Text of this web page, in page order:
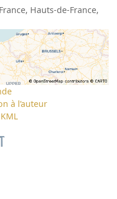
France, Hauts-de-France,
à l’auteur